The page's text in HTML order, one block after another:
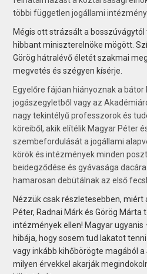
többi független jogállami
Mégis ott strázsált a
hibbant miniszterelnöke mögött.
Görög hátralévő életét szakmai
megvetés és szégyen kísérje.
Egyelőre fájóan hiányoznak a bátor
jogászegyletből vagy az
nagy tekintélyű professzorok és
köreiből, akik elítélik Magyar Péter
szembefordulását a jogállami
körök és intézmények minden
beidegződése és gyávasága
hamarosan debütálnak az első
Nézzük csak részletesebben, miért
Péter, Radnai Márk és Görög
intézmények ellen! Magyar ugyanis
hibája, hogy sosem tud lakatot
vagy inkább kihőbörögte magából
milyen érvekkel akarják